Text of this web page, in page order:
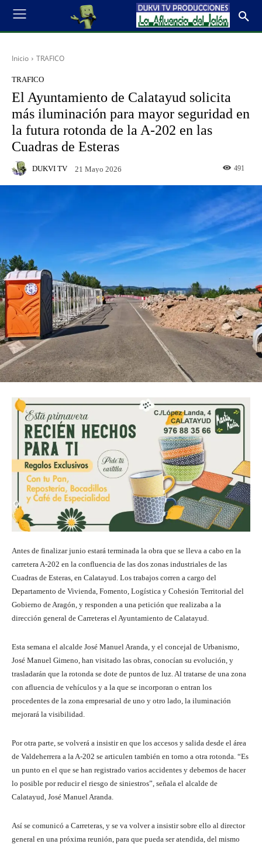
Inicio TRAFICO
TRAFICO
El Ayuntamiento de Calatayud solicita
más iluminación para mayor seguridad en
la futura rotonda de la A-202 en las
Cuadras de Esteras
DUKVI TV 21 Mayo 2026 491
Antes de finalizar junio estará terminada la obra que se lleva a cabo en la
carretera A-202 en la confluencia de las dos zonas industriales de las
Cuadras de Esteras, en Calatayud. Los trabajos corren a cargo del
Departamento de Vivienda, Fomento, Logística y Cohesión Territorial del
Gobierno de Aragón, y responden a una petición que realizaba a la
dirección general de Carreteras el Ayuntamiento de Calatayud.
Esta semana el alcalde José Manuel Aranda, y el concejal de Urbanismo,
José Manuel Gimeno, han visitado las obras, conocían su evolución, y
trasladarán que la rotonda se dote de puntos de luz. Al tratarse de una zona
con afluencia de vehículos y a la que se incorporan o entran los
procedentes de la zona empresarial de uno y otro lado, la iluminación
mejorará la visibilidad.
Por otra parte, se volverá a insistir en que los accesos y salida desde el área
de Valdeherrera a la A-202 se articulen también en torno a otra rotonda. “Es
un punto en el que se han registrado varios accidentes y debemos de hacer
lo posible por reducir el riesgo de siniestros”, señala el alcalde de
Calatayud, José Manuel Aranda.
Así se comunicó a Carreteras, y se va volver a insistir sobre ello al director
general en una próxima reunión, para que pueda ser atendida, del mismo